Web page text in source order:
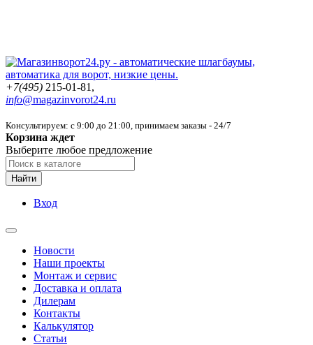
+7(495) 215-01-81,
info@magazinvorot24.ru
Консультируем: с 9:00 до 21:00, принимаем заказы - 24/7
Корзина ждет
Выберите любое предложение
Найти
Вход
Новости
Наши проекты
Монтаж и сервис
Доставка и оплата
Дилерам
Контакты
Калькулятор
Статьи